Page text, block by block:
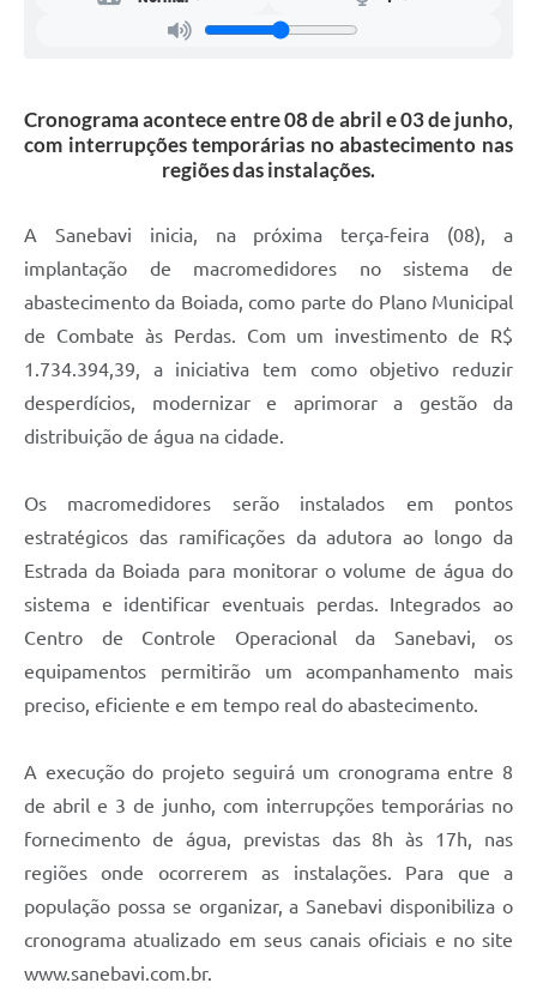
Cronograma acontece entre 08 de abril e 03 de junho,
com interrupções temporárias no abastecimento nas
regiões das instalações.
A Sanebavi inicia, na próxima terça-feira (08), a
implantação de macromedidores no sistema de
abastecimento da Boiada, como parte do Plano Municipal
de Combate às Perdas. Com um investimento de R$
1.734.394,39, a iniciativa tem como objetivo reduzir
desperdícios, modernizar e aprimorar a gestão da
distribuição de água na cidade.
Os macromedidores serão instalados em pontos
estratégicos das ramificações da adutora ao longo da
Estrada da Boiada para monitorar o volume de água do
sistema e identificar eventuais perdas. Integrados ao
Centro de Controle Operacional da Sanebavi, os
equipamentos permitirão um acompanhamento mais
preciso, eficiente e em tempo real do abastecimento.
A execução do projeto seguirá um cronograma entre 8
de abril e 3 de junho, com interrupções temporárias no
fornecimento de água, previstas das 8h às 17h, nas
regiões onde ocorrerem as instalações. Para que a
população possa se organizar, a Sanebavi disponibiliza o
cronograma atualizado em seus canais oficiais e no site
www.sanebavi.com.br.